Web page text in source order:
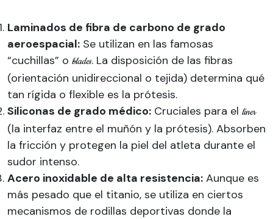
Laminados de fibra de carbono de grado
aeroespacial: Se utilizan en las famosas
“cuchillas” o blades. La disposición de las fibras
(orientación unidireccional o tejida) determina qué
tan rígida o flexible es la prótesis.
Siliconas de grado médico: Cruciales para el liner
(la interfaz entre el muñón y la prótesis). Absorben
la fricción y protegen la piel del atleta durante el
sudor intenso.
Acero inoxidable de alta resistencia: Aunque es
más pesado que el titanio, se utiliza en ciertos
mecanismos de rodillas deportivas donde la